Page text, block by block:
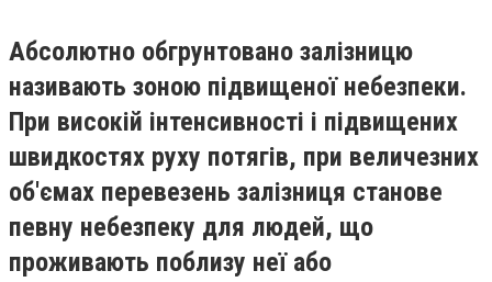
Абсолютно обгрунтовано залізницю
називають зоною підвищеної небезпеки.
При високій інтенсивності і підвищених
швидкостях руху потягів, при величезних
об'ємах перевезень залізниця станове
певну небезпеку для людей, що
проживають поблизу неї або